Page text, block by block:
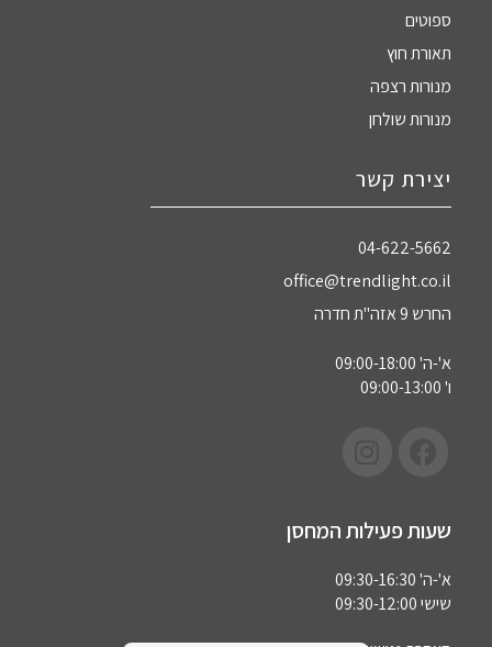
ספוטים
תאורת חוץ
מנורות רצפה
מנורות שולחן
יצירת קשר
04-622-5662‏
office@trendlight.co.il
החרש 9 אזה"ת חדרה
א'-ה' 09:00-18:00
ו' 09:00-13:00
שעות פעילות המחסן
א'-ה' 09:30-16:30
שישי 09:30-12:00